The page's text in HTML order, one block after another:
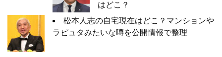
はどこ？
松本人志の自宅現在はどこ？マンションや
ラピュタみたいな噂を公開情報で整理